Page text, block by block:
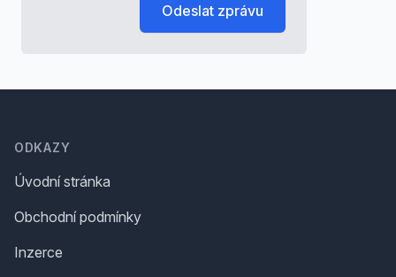
Odeslat zprávu
ODKAZY
Úvodní stránka
Obchodní podmínky
Inzerce